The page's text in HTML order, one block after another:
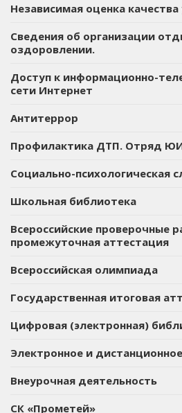
Независимая оценка качества
Сведения об организации
оздоровлении.
Доступ к информационно-
сети Интернет
Антитеррор
Профилактика ДТП. Отряд
Социально-психологическая
Школьная библиотека
Всероссийские проверочные
промежуточная аттестация
Всероссийская олимпиада
Государственная итоговая
Цифровая (электронная)
Электронное и
Внеурочная деятельность
СК «Прометей»